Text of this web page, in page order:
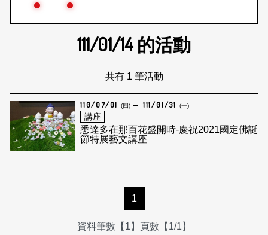
111/01/14的活動
共有 1 筆活動
110/07/01 (四) 111/01/31 (一)
講座
悉達多在那百花盛開時-慶祝2021國定佛誕
節特展藝文講座
1
資料筆數【1】頁數【1/1】